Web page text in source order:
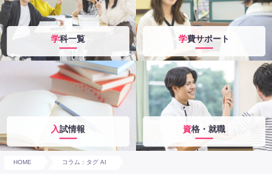
学科一覧 学費サポート
入試情報 資格・就職
HOME コラム：タグ AI